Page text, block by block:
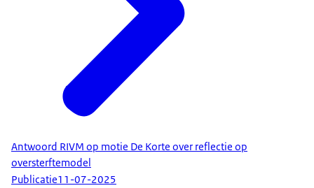
Antwoord RIVM op motie De Korte over reflectie op
oversterftemodel
Publicatie11-07-2025